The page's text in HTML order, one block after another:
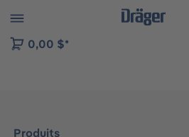
to B2B platform navigation
0,00 $*
Produits